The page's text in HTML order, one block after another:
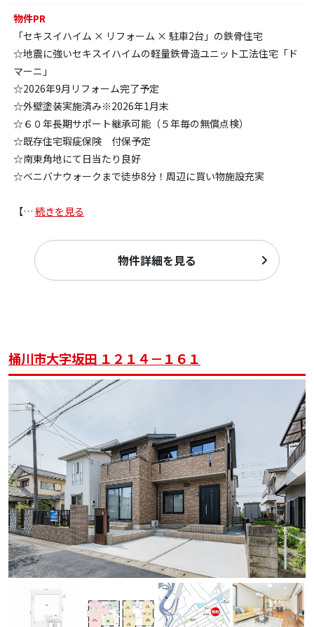
物件PR
「セキスイハイム × リフォーム × 駐車2台」の鉄骨住宅
☆地震に強いセキスイハイムの軽量鉄骨造ユニット工法住宅「ド
マーニ」
☆2026年9月リフォーム完了予定
☆外壁塗装実施済み※2026年1月末
☆６０年長期サポート継承可能（５年毎の無償点検）
☆既存住宅瑕疵保険 付保予定
☆南東角地にて日当たり良好
☆ベニバナウォークまで徒歩8分！周辺に買い物施設充実
【… 続きを見る
物件詳細を見る
桶川市大字坂田 １２１４－１６１